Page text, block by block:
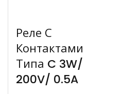
Реле С
Контактами
Типа C 3W/
200V/ 0.5A